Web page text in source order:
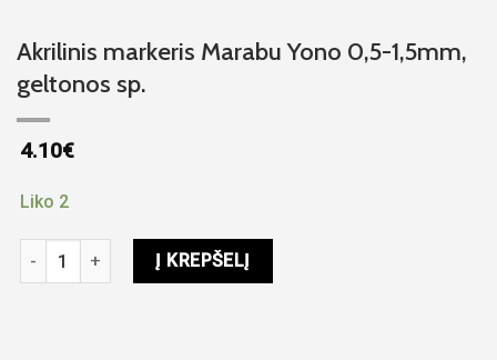
Akrilinis markeris Marabu Yono 0,5-1,5mm,
geltonos sp.
4.10€
Liko 2
produkto kiekis: Akrilinis markeris Marabu Yono 0,5-1,5mm,
Į KREPŠELĮ